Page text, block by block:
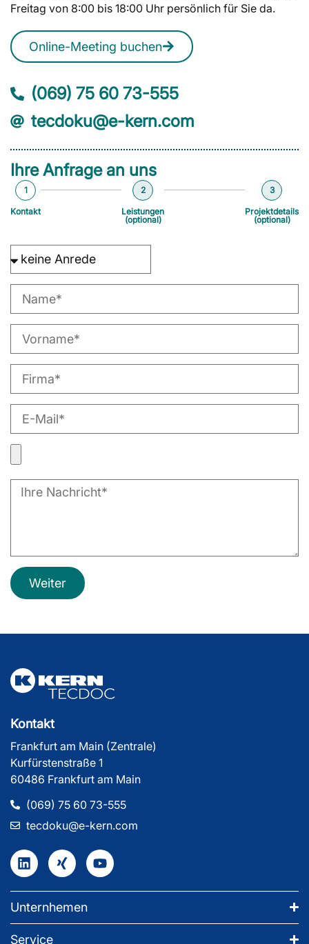
Freitag von 8:00 bis 18:00 Uhr persönlich für Sie da.
Online-Meeting buchen
(069) 75 60 73-555
tecdoku@e-kern.com
Ihre Anfrage an uns
1
Kontakt
2
Leistungen
(optional)
3
Projektdetails
(optional)
Weiter
Kontakt
Frankfurt am Main (Zentrale)
Kurfürstenstraße 1
60486 Frankfurt am Main
(069) 75 60 73-555
tecdoku@e-kern.com
Unternhemen
Service